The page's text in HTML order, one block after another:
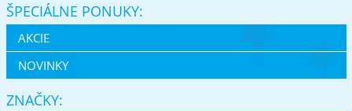
ŠPECIÁLNE PONUKY:
AKCIE
NOVINKY
ZNAČKY: